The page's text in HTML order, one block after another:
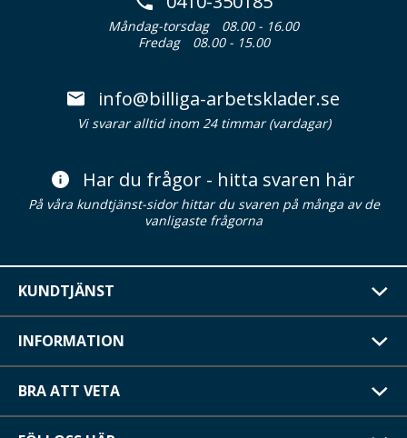
Måndag-torsdag
08.00 - 16.00
Fredag
08.00 - 15.00
info@billiga-arbetsklader.se
Vi svarar alltid inom 24 timmar (vardagar)
Har du frågor - hitta svaren här
På våra kundtjänst-sidor hittar du svaren på många av de
vanligaste frågorna
KUNDTJÄNST
INFORMATION
BRA ATT VETA